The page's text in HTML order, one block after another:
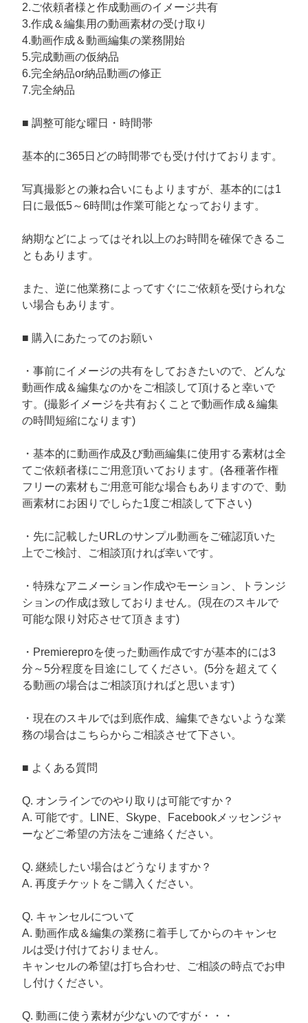
2.ご依頼者様と作成動画のイメージ共有
3.作成＆編集用の動画素材の受け取り
4.動画作成＆動画編集の業務開始
5.完成動画の仮納品
6.完全納品or納品動画の修正
7.完全納品
■ 調整可能な曜日・時間帯
基本的に365日どの時間帯でも受け付けております。
写真撮影との兼ね合いにもよりますが、基本的には1
日に最低5～6時間は作業可能となっております。
納期などによってはそれ以上のお時間を確保できるこ
ともあります。
また、逆に他業務によってすぐにご依頼を受けられな
い場合もあります。
■ 購入にあたってのお願い
・事前にイメージの共有をしておきたいので、どんな
動画作成＆編集なのかをご相談して頂けると幸いで
す。(撮影イメージを共有おくことで動画作成＆編集
の時間短縮になります)
・基本的に動画作成及び動画編集に使用する素材は全
てご依頼者様にご用意頂いております。(各種著作権
フリーの素材もご用意可能な場合もありますので、動
画素材にお困りでしらた1度ご相談して下さい)
・先に記載したURLのサンプル動画をご確認頂いた
上でご検討、ご相談頂ければ幸いです。
・特殊なアニメーション作成やモーション、トランジ
ションの作成は致しておりません。(現在のスキルで
可能な限り対応させて頂きます)
・Premiereproを使った動画作成ですが基本的には3
分～5分程度を目途にしてください。(5分を超えてく
る動画の場合はご相談頂ければと思います)
・現在のスキルでは到底作成、編集できないような業
務の場合はこちらからご相談させて下さい。
■ よくある質問
Q. オンラインでのやり取りは可能ですか？
A. 可能です。LINE、Skype、Facebookメッセンジャ
ーなどご希望の方法をご連絡ください。
Q. 継続したい場合はどうなりますか？
A. 再度チケットをご購入ください。
Q. キャンセルについて
A. 動画作成＆編集の業務に着手してからのキャンセ
ルは受け付けておりません。
キャンセルの希望は打ち合わせ、ご相談の時点でお申
し付けください。
Q. 動画に使う素材が少ないのですが・・・